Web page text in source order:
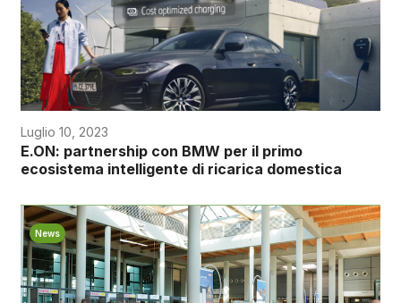
Luglio 10, 2023
E.ON: partnership con BMW per il primo
ecosistema intelligente di ricarica domestica
News